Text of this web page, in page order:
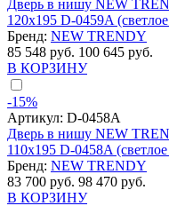
Дверь в нишу NEW
120x195 D-0459A
Бренд: NEW TRENDY
85 548 руб. 100 645 руб.
В КОРЗИНУ
-15%
Артикул: D-0458A
Дверь в нишу NEW
110x195 D-0458A
Бренд: NEW TRENDY
83 700 руб. 98 470 руб.
В КОРЗИНУ